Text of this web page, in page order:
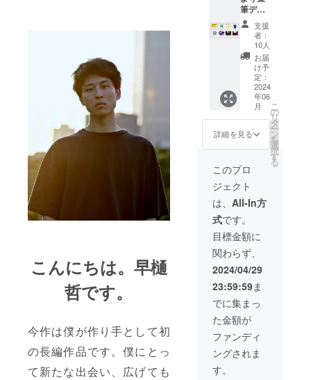
こんにちは。早樋
哲です。
今作は僕が作り手として初
の長編作品です。僕にとっ
て新たな出会い、広げても
綿100%
（中村
一夫デ
ザイ
ン）の
写真を
ご参照
くださ
い／
【監督
オリジ
ナルデ
ザイ
色、
ミー
ル、イ
ンディ
ゴ サイ
ズ：S、
M、L、
XL 【中
村一夫
ナルデ
ザイ
ン】
色：
オート
ミー
ル、デ
シャ
ツ」は
【監督
オリジ
ナルデ
ザイ
ン】
【中村
一夫オ
リジナ
ルデザ
イン】
くださ
い。ど
のよう
な組み
合わせ
でも大
丈夫で
す。 ※
お好き
なTシャ
ツの種
類・
色・サ
イズを
備考欄
にご記
入くだ
さい※
筆デー
タ御礼
メール
・隠岐
島うち
わ ・
なっ
ちゃんT
シャツ
（2枚）
・映画
配信
URL（
期間限
定） ・
都内試
写会ご
招待 ・
協賛枠
クレ
ジット
■「なっ
ちゃんT
シャ
ツ」は
【監督
オリジ
ナルデ
ザイ
ン】
【中村
一夫オ
支援
者：
10人
お届
け予
定：
2024
年06
月
詳細を見る
こ
の
リ
タ
ー
ン
を
選
択
す
る
このプロ
ジェクト
は、 All-In方
式です。
目標金額に
関わらず、
2024/04/29
23:59:59ま
でに集まっ
た金額が
ファンディ
ングされま
す。